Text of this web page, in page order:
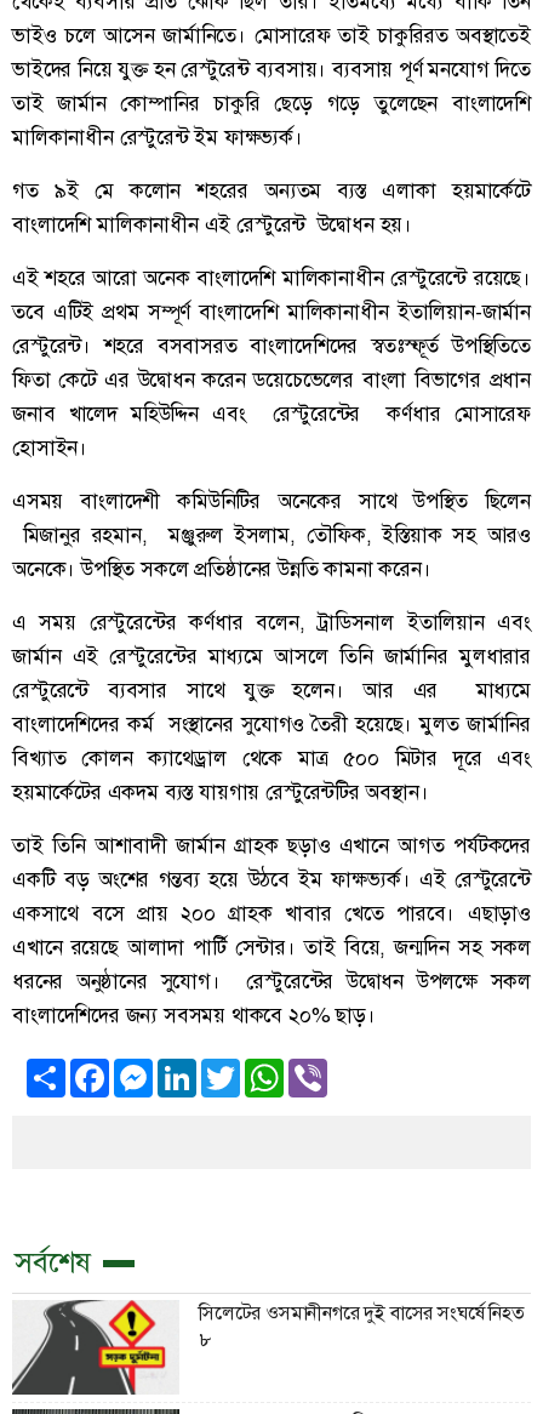
ভাইও চলে আসেন জার্মানিতে। মোসারেফ তাই চাকুরিরত অবস্থাতেই
ভাইদের নিয়ে যুক্ত হন রেস্টুরেন্ট ব্যবসায়। ব্যবসায় পূর্ণ মনযোগ দিতে
তাই জার্মান কোম্পানির চাকুরি ছেড়ে গড়ে তুলেছেন বাংলাদেশি
মালিকানাধীন রেস্টুরেন্ট ইম ফাক্ষভ্যর্ক।
গত ৯ই মে কলোন শহরের অন্যতম ব্যস্ত এলাকা হয়মার্কেটে
বাংলাদেশি মালিকানাধীন এই রেস্টুরেন্ট উদ্বোধন হয়।
এই শহরে আরো অনেক বাংলাদেশি মালিকানাধীন রেস্টুরেন্টে রয়েছে।
তবে এটিই প্রথম সম্পূর্ণ বাংলাদেশি মালিকানাধীন ইতালিয়ান-জার্মান
রেস্টুরেন্ট। শহরে বসবাসরত বাংলাদেশিদের স্বতঃস্ফূর্ত উপস্থিতিতে
ফিতা কেটে এর উদ্বোধন করেন ডয়েচেভেলের বাংলা বিভাগের প্রধান
জনাব খালেদ মহিউদ্দিন এবং রেস্টুরেন্টের কর্ণধার মোসারেফ
হোসাইন।
এসময় বাংলাদেশী কমিউনিটির অনেকের সাথে উপস্থিত ছিলেন
মিজানুর রহমান, মঞ্জুরুল ইসলাম, তৌফিক, ইস্তিয়াক সহ আরও
অনেকে। উপস্থিত সকলে প্রতিষ্ঠানের উন্নতি কামনা করেন।
এ সময় রেস্টুরেন্টের কর্ণধার বলেন, ট্রাডিসনাল ইতালিয়ান এবং
জার্মান এই রেস্টুরেন্টের মাধ্যমে আসলে তিনি জার্মানির মুলধারার
রেস্টুরেন্টে ব্যবসার সাথে যুক্ত হলেন। আর এর মাধ্যমে
বাংলাদেশিদের কর্ম সংস্থানের সুযোগও তৈরী হয়েছে। মুলত জার্মানির
বিখ্যাত কোলন ক্যাথেড্রাল থেকে মাত্র ৫০০ মিটার দূরে এবং
হয়মার্কেটের একদম ব্যস্ত যায়গায় রেস্টুরেন্টটির অবস্থান।
তাই তিনি আশাবাদী জার্মান গ্রাহক ছড়াও এখানে আগত পর্যটকদের
একটি বড় অংশের গন্তব্য হয়ে উঠবে ইম ফাক্ষভ্যর্ক। এই রেস্টুরেন্টে
একসাথে বসে প্রায় ২০০ গ্রাহক খাবার খেতে পারবে। এছাড়াও
এখানে রয়েছে আলাদা পার্টি সেন্টার। তাই বিয়ে, জন্মদিন সহ সকল
ধরনের অনুষ্ঠানের সুযোগ। রেস্টুরেন্টের উদ্বোধন উপলক্ষে সকল
বাংলাদেশিদের জন্য সবসময় থাকবে ২০% ছাড়।
ShareFacebookMessenger
LinkedInTwitterWhatsApp
সর্বশেষ
সিলেটের ওসমানীনগরে দুই বাসের সংঘর্ষে নিহত
৮